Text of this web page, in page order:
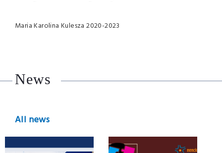
Maria Karolina Kulesza 2020-2023
News
All news